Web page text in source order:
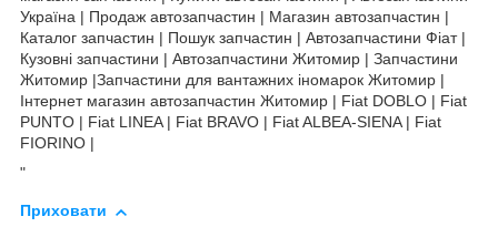
Україна | Продаж автозапчастин | Магазин автозапчастин |
Каталог запчастин | Пошук запчастин | Автозапчастини Фіат |
Кузовні запчастини | Автозапчастини Житомир | Запчастини
Житомир |Запчастини для вантажних іномарок Житомир |
Інтернет магазин автозапчастин Житомир | Fiat DOBLO | Fiat
PUNTO | Fiat LINEA | Fiat BRAVO | Fiat ALBEA-SIENA | Fiat
FIORINO |
"
Приховати